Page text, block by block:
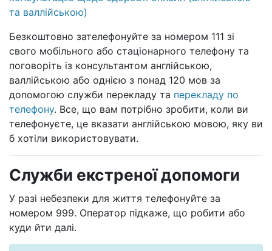
та валлійською)
Безкоштовно зателефонуйте за номером 111 зі
свого мобільного або стаціонарного телефону та
поговоріть із консультантом англійською,
валлійською або однією з понад 120 мов за
допомогою служби перекладу та перекладу по
телефону. Все, що вам потрібно зробити, коли ви
телефонуєте, це вказати англійською мовою, яку ви
б хотіли використовувати.
Служби екстреної допомоги
У разі небезпеки для життя телефонуйте за
номером 999. Оператор підкаже, що робити або
куди йти далі.